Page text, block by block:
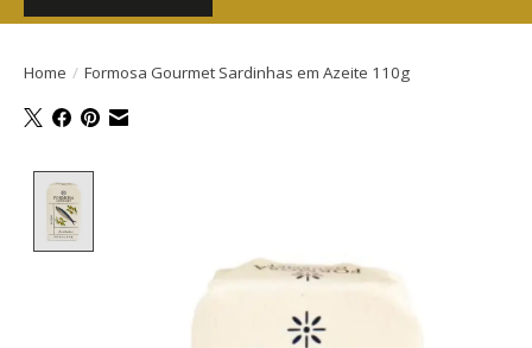
Home / Formosa Gourmet Sardinhas em Azeite 110g